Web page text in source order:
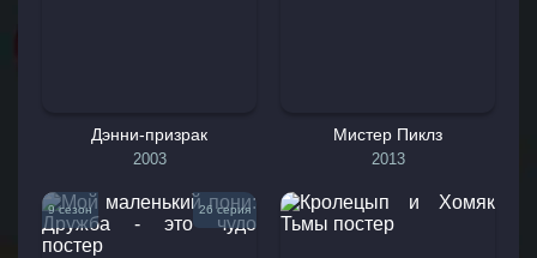
Дэнни-призрак
2003
Мистер Пиклз
2013
9 сезон 26 серия